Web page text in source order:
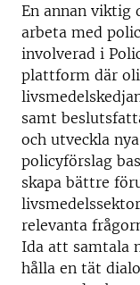
En annan viktig
arbeta med
involverad i
plattform där
samt
och utveckla
policyförslag
skapa bättre
relevanta
Ida att samtala
hålla en tät